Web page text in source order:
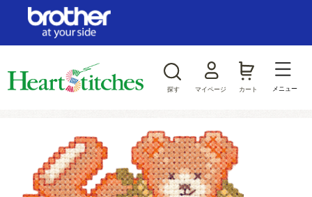
探す マイページ カート メニュー
ログイン/新規会員登録
ジャンルから探す